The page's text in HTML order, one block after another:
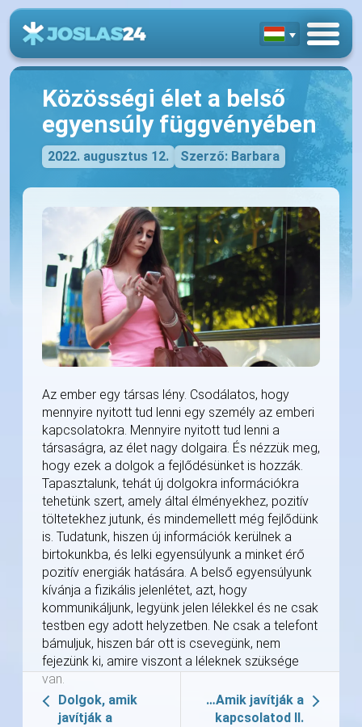
Közösségi élet a belső
egyensúly függvényében
2022. augusztus 12. Szerző: Barbara
Az ember egy társas lény. Csodálatos, hogy
mennyire nyitott tud lenni egy személy az emberi
kapcsolatokra. Mennyire nyitott tud lenni a
társaságra, az élet nagy dolgaira. És nézzük meg,
hogy ezek a dolgok a fejlődésünket is hozzák.
Tapasztalunk, tehát új dolgokra információkra
tehetünk szert, amely által élményekhez, pozitív
töltetekhez jutunk, és mindemellett még fejlődünk
is. Tudatunk, hiszen új információk kerülnek a
birtokunkba, és lelki egyensúlyunk a minket érő
pozitív energiák hatására. A belső egyensúlyunk
kívánja a fizikális jelenlétet, azt, hogy
kommunikáljunk, legyünk jelen lélekkel és ne csak
testben egy adott helyzetben. Ne csak a telefont
bámuljuk, hiszen bár ott is csevegünk, nem
fejezünk ki, amire viszont a léleknek szüksége
van.
Dolgok, amik
javítják a
…Amik javítják a
kapcsolatod II.